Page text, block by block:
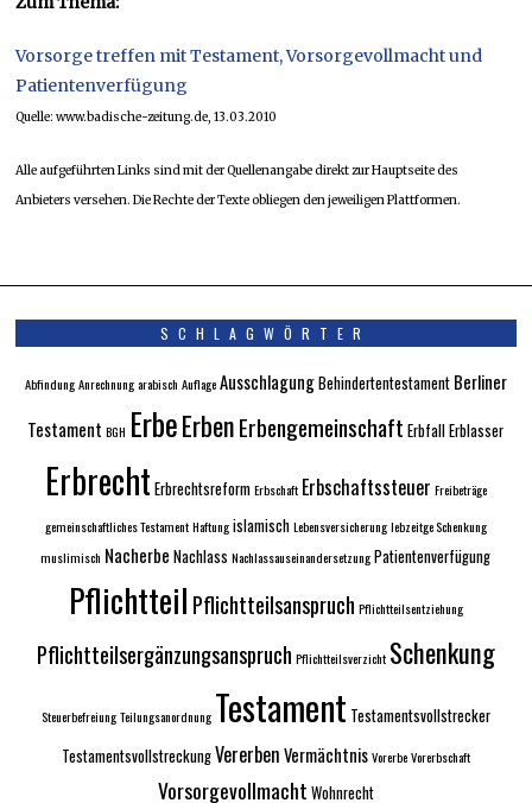
Vorsorge treffen mit Testament, Vorsorgevollmacht und
Patientenverfügung
Quelle: www.badische-zeitung.de, 13.03.2010
Alle aufgeführten Links sind mit der Quellenangabe direkt zur Hauptseite des
Anbieters versehen. Die Rechte der Texte obliegen den jeweiligen Plattformen.
SCHLAGWÖRTER
AbfindungAnrechnungarabisch AuflageAusschlagungBehindertentestament Berliner
Testament BGH ErbeErbenErbengemeinschaft ErbfallErblasser
Erbrecht ErbrechtsreformErbschaft Erbschaftssteuer Freibeträge
gemeinschaftliches TestamentHaftungislamischLebensversicherunglebzeitge Schenkung
muslimisch Nacherbe Nachlass NachlassauseinandersetzungPatientenverfügung
Pflichtteil Pflichtteilsanspruch Pflichtteilsentziehung
Pflichtteilsergänzungsanspruch Pflichtteilsverzicht Schenkung
SteuerbefreiungTeilungsanordnung Testament Testamentsvollstrecker
TestamentsvollstreckungVererbenVermächtnisVorerbeVorerbschaft
Vorsorgevollmacht Wohnrecht